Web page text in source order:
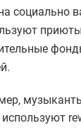
социально